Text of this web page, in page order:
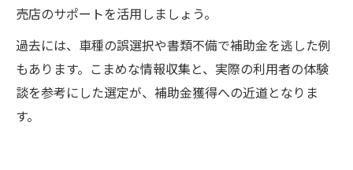
売店のサポートを活用しましょう。
過去には、車種の誤選択や書類不備で補助金を逃した例
もあります。こまめな情報収集と、実際の利用者の体験
談を参考にした選定が、補助金獲得への近道となりま
す。